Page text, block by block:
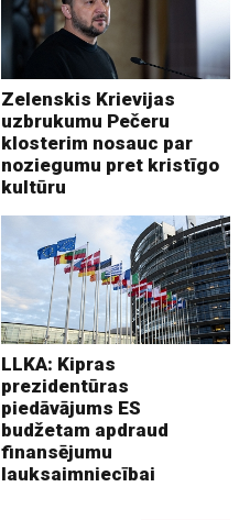
Zelenskis Krievijas
uzbrukumu Pečeru
klosterim nosauc par
noziegumu pret kristīgo
kultūru
LLKA: Kipras
prezidentūras
piedāvājums ES
budžetam apdraud
finansējumu
lauksaimniecībai